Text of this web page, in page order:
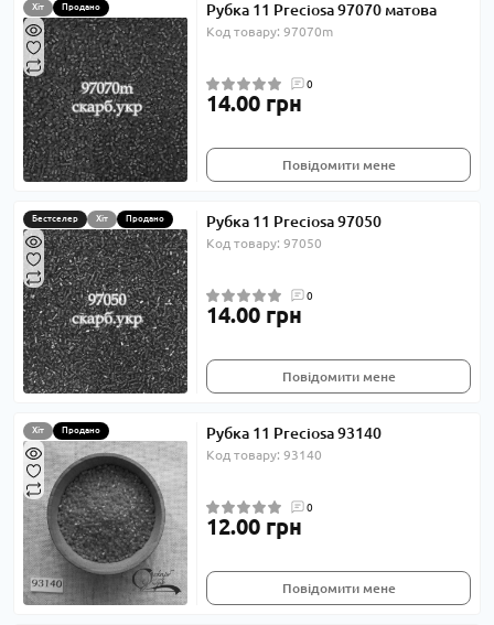
Хіт Продано Рубка 11 Preciosa 97070 матова
Код товару: 97070m
0
14.00 грн
Повідомити мене
Бестселер Хіт Продано Рубка 11 Preciosa 97050
Код товару: 97050
0
14.00 грн
Повідомити мене
Хіт Продано Рубка 11 Preciosa 93140
Код товару: 93140
0
12.00 грн
Повідомити мене